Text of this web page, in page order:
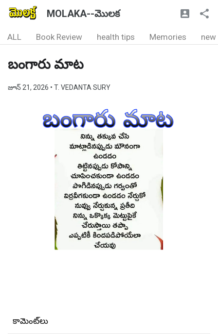
MOLAKA--మొలక
ALL Book Review health tips Memories new
బంగారు మాట
జూన్ 21, 2026 • T. VEDANTA SURY
కామెంట్‌లు